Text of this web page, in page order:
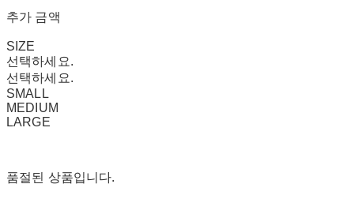
추가 금액
SIZE
선택하세요.
선택하세요.
SMALL
MEDIUM
LARGE
품절된 상품입니다.